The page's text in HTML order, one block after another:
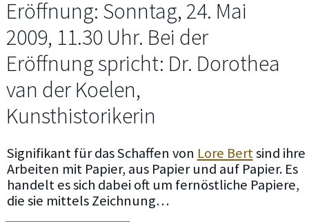
Eröffnung: Sonntag, 24. Mai
2009, 11.30 Uhr. Bei der
Eröffnung spricht: Dr. Dorothea
van der Koelen,
Kunsthistorikerin
Signifikant für das Schaffen von Lore Bertsind ihre
Arbeiten mit Papier, aus Papier und auf Papier. Es
handelt es sich dabei oft um fernöstliche Papiere,
die sie mittels Zeichnung…